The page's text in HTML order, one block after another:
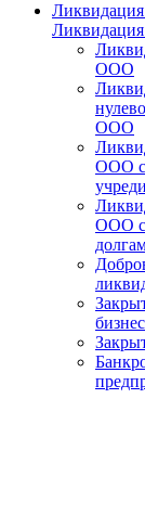
ООО
ООО
ООО
ООО с